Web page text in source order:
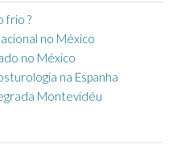
frio ?
no México
no México
na Espanha
Montevidéu